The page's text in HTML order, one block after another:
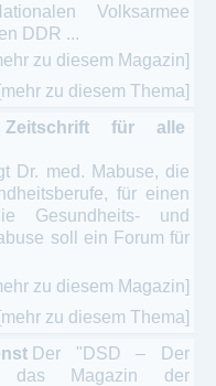
Volksarmee
DDR ...
zu diesem Magazin]
[mehr zu diesem Thema]
für alle
Dr. med. Mabuse, die
für einen
Gesundheits- und
soll ein Forum für
zu diesem Magazin]
[mehr zu diesem Thema]
Der "DSD – Der
das Magazin der